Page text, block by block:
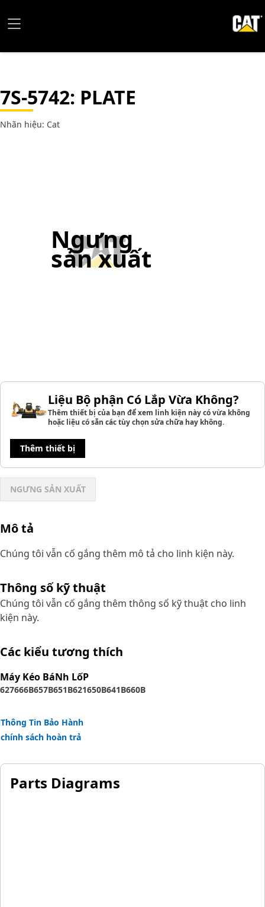
7S-5742: PLATE
Nhãn hiệu: Cat
Ngưng
sản xuất
Liệu Bộ phận Có Lắp Vừa Không?
Thêm thiết bị của bạn để xem linh kiện này có vừa không
hoặc liệu có sẵn các tùy chọn sửa chữa hay không.
Thêm thiết bị
NGƯNG SẢN XUẤT
Mô tả
Chúng tôi vẫn cố gắng thêm mô tả cho linh kiện này.
Thông số kỹ thuật
Chúng tôi vẫn cố gắng thêm thông số kỹ thuật cho linh
kiện này.
Các kiểu tương thích
Máy Kéo BáNh LốP
627666B657B651B621650B641B660B
Thông Tin Bảo Hành
chính sách hoàn trả
Parts Diagrams